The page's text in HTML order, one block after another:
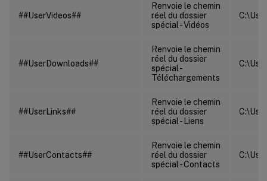
##UserVideos##
Renvoie le chemin
réel du dossier
spécial - Vidéos
##UserDownloads##
Renvoie le chemin
réel du dossier
spécial -
Téléchargements
##UserLinks##
Renvoie le chemin
réel du dossier
spécial - Liens
##UserContacts##
Renvoie le chemin
réel du dossier
spécial - Contacts